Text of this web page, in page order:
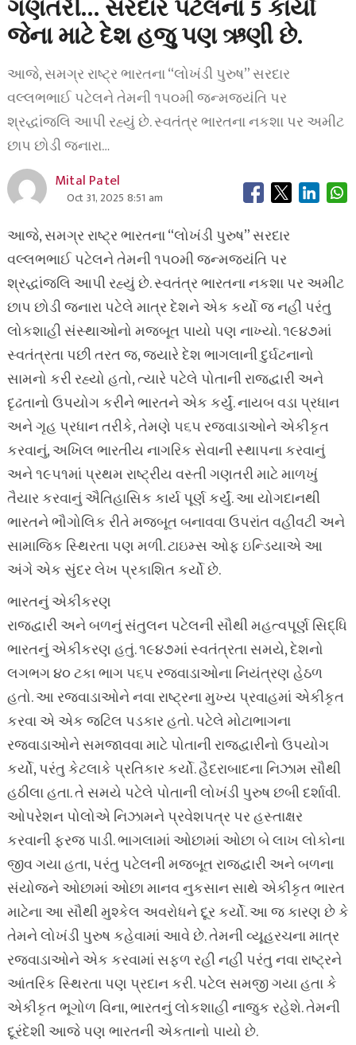
ગણતરી… સરદાર પટેલના 5 કાર્યો
જેના માટે દેશ હજુ પણ ઋણી છે.
આજે, સમગ્ર રાષ્ટ્ર ભારતના “લોખંડી પુરુષ” સરદાર
વલ્લભભાઈ પટેલને તેમની ૧૫૦મી જન્મજયંતિ પર
શ્રદ્ધાંજલિ આપી રહ્યું છે. સ્વતંત્ર ભારતના નકશા પર અમીટ
છાપ છોડી જનારા…
Mital Patel
Oct 31, 2025 8:51 am
આજે, સમગ્ર રાષ્ટ્ર ભારતના “લોખંડી પુરુષ” સરદાર
વલ્લભભાઈ પટેલને તેમની ૧૫૦મી જન્મજયંતિ પર
શ્રદ્ધાંજલિ આપી રહ્યું છે. સ્વતંત્ર ભારતના નકશા પર અમીટ
છાપ છોડી જનારા પટેલે માત્ર દેશને એક કર્યો જ નહીં પરંતુ
લોકશાહી સંસ્થાઓનો મજબૂત પાયો પણ નાખ્યો. ૧૯૪૭માં
સ્વતંત્રતા પછી તરત જ, જ્યારે દેશ ભાગલાની દુર્ઘટનાનો
સામનો કરી રહ્યો હતો, ત્યારે પટેલે પોતાની રાજદ્વારી અને
દૃઢતાનો ઉપયોગ કરીને ભારતને એક કર્યું. નાયબ વડા પ્રધાન
અને ગૃહ પ્રધાન તરીકે, તેમણે ૫૬૫ રજવાડાઓને એકીકૃત
કરવાનું, અખિલ ભારતીય નાગરિક સેવાની સ્થાપના કરવાનું
અને ૧૯૫૧માં પ્રથમ રાષ્ટ્રીય વસ્તી ગણતરી માટે માળખું
તૈયાર કરવાનું ઐતિહાસિક કાર્ય પૂર્ણ કર્યું. આ યોગદાનથી
ભારતને ભૌગોલિક રીતે મજબૂત બનાવવા ઉપરાંત વહીવટી અને
સામાજિક સ્થિરતા પણ મળી. ટાઇમ્સ ઓફ ઇન્ડિયાએ આ
અંગે એક સુંદર લેખ પ્રકાશિત કર્યો છે.
ભારતનું એકીકરણ
રાજદ્વારી અને બળનું સંતુલન પટેલની સૌથી મહત્વપૂર્ણ સિદ્ધિ
ભારતનું એકીકરણ હતું. ૧૯૪૭માં સ્વતંત્રતા સમયે, દેશનો
લગભગ ૪૦ ટકા ભાગ ૫૬૫ રજવાડાઓના નિયંત્રણ હેઠળ
હતો. આ રજવાડાઓને નવા રાષ્ટ્રના મુખ્ય પ્રવાહમાં એકીકૃત
કરવા એ એક જટિલ પડકાર હતો. પટેલે મોટાભાગના
રજવાડાઓને સમજાવવા માટે પોતાની રાજદ્વારીનો ઉપયોગ
કર્યો, પરંતુ કેટલાકે પ્રતિકાર કર્યો. હૈદરાબાદના નિઝામ સૌથી
હઠીલા હતા. તે સમયે પટેલે પોતાની લોખંડી પુરુષ છબી દર્શાવી.
ઓપરેશન પોલોએ નિઝામને પ્રવેશપત્ર પર હસ્તાક્ષર
કરવાની ફરજ પાડી. ભાગલામાં ઓછામાં ઓછા બે લાખ લોકોના
જીવ ગયા હતા, પરંતુ પટેલની મજબૂત રાજદ્વારી અને બળના
સંયોજને ઓછામાં ઓછા માનવ નુકસાન સાથે એકીકૃત ભારત
માટેના આ સૌથી મુશ્કેલ અવરોધને દૂર કર્યો. આ જ કારણ છે કે
તેમને લોખંડી પુરુષ કહેવામાં આવે છે. તેમની વ્યૂહરચના માત્ર
રજવાડાઓને એક કરવામાં સફળ રહી નહીં પરંતુ નવા રાષ્ટ્રને
આંતરિક સ્થિરતા પણ પ્રદાન કરી. પટેલ સમજી ગયા હતા કે
એકીકૃત ભૂગોળ વિના, ભારતનું લોકશાહી નાજુક રહેશે. તેમની
દૂરંદેશી આજે પણ ભારતની એકતાનો પાયો છે.